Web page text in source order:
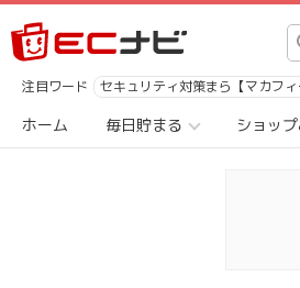
注目ワード セキュリティ対策まら【マカフィ
ホーム 毎日貯まる ショッ